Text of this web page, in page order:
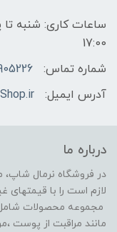
17:00
شماره تماس:
آدرس ایمیل:
درباره ما
در فروشگاه‌ نرمال شاپ،
لازم است را با قیمتهای
مجموعه محصولات
مانند مراقبت از پوست